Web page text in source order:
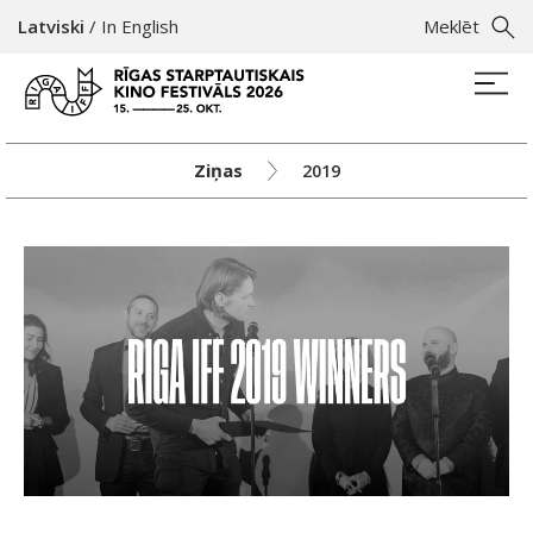
Meklēt
Latviski / In English
Ziņas 2019